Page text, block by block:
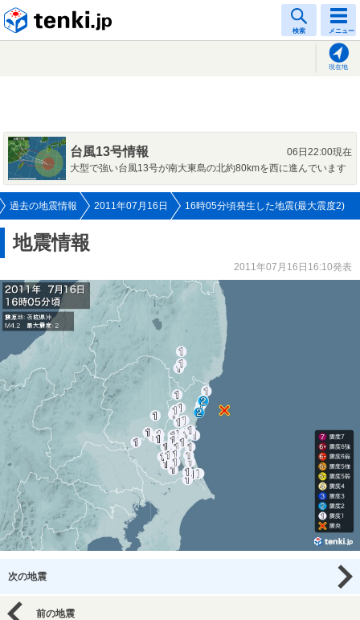
検索 メニュー
現在地
台風13号情報
06日22:00現在
大型で強い台風13号が南大東島の北約80kmを西に進んでいます
過去の地震情報 2011年07月16日 16時05分頃発生した地震(最大震度2)
地震情報
2011年07月16日16:10発表
次の地震
前の地震